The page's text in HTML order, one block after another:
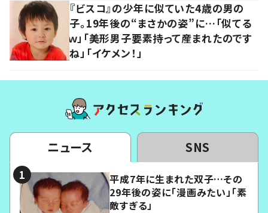
『ビスコ』の少年に似ていた4歳の男の
子。19年後の“まさかの姿”に…「似てる
ｗ」「美形男子要素持って産まれたのです
ね」「イケメン！」
ニュース SNS
平成7年に生まれた双子…その
29年後の姿に「漫画みたい」「素
敵すぎる」